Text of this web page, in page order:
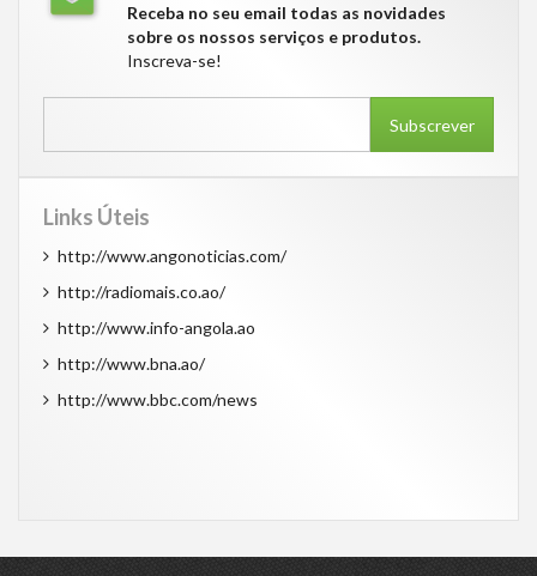
Receba no seu email todas as novidades
sobre os nossos serviços e produtos.
Inscreva-se!
Subscrever
Links Úteis
http://www.angonoticias.com/
http://radiomais.co.ao/
http://www.info-angola.ao
http://www.bna.ao/
http://www.bbc.com/news